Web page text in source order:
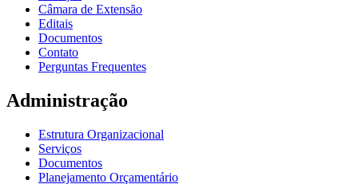
Câmara de Extensão
Editais
Documentos
Contato
Perguntas Frequentes
Administração
Estrutura Organizacional
Serviços
Documentos
Planejamento Orçamentário